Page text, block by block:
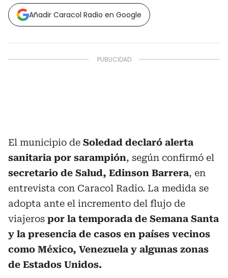
Añadir Caracol Radio en Google
El municipio de Soledad declaró alerta
sanitaria por sarampión, según confirmó el
secretario de Salud, Edinson Barrera, en
entrevista con Caracol Radio. La medida se
adopta ante el incremento del flujo de
viajeros por la temporada de Semana Santa
y la presencia de casos en países vecinos
como México, Venezuela y algunas zonas
de Estados Unidos.